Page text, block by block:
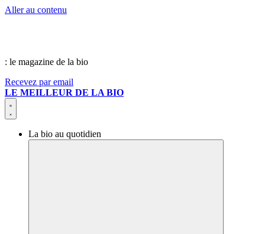
Aller au contenu
: le magazine de la bio
Recevez par email
LE MEILLEUR DE LA BIO
La bio au quotidien